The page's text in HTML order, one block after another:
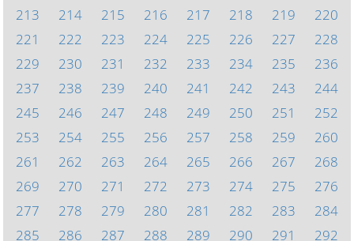
213
214 215 216 217 218 219
220
221
222 223 224 225 226 227
228
229
230 231 232 233 234 235
236
237
238 239 240 241 242 243
244
245
246 247 248 249 250 251
252
253
254 255 256 257 258 259
260
261
262 263 264 265 266 267
268
269
270 271 272 273 274 275
276
277
278 279 280 281 282 283
284
285
286 287 288 289 290 291
292